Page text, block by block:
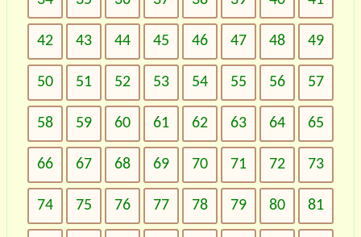
42 43 44 45 46 47 48 49
50 51 52 53 54 55 56 57
58 59 60 61 62 63 64 65
66 67 68 69 70 71 72 73
74 75 76 77 78 79 80 81